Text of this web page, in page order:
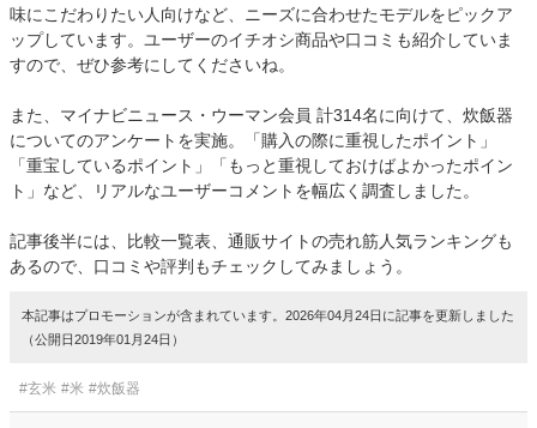
味にこだわりたい人向けなど、ニーズに合わせたモデルをピックア
ップしています。ユーザーのイチオシ商品や口コミも紹介していま
すので、ぜひ参考にしてくださいね。
また、マイナビニュース・ウーマン会員 計314名に向けて、炊飯器
についてのアンケートを実施。「購入の際に重視したポイント」
「重宝しているポイント」「もっと重視しておけばよかったポイン
ト」など、リアルなユーザーコメントを幅広く調査しました。
記事後半には、比較一覧表、通販サイトの売れ筋人気ランキングも
あるので、口コミや評判もチェックしてみましょう。
本記事はプロモーションが含まれています。2026年04月24日に記事を更新しました
（公開日2019年01月24日）
#玄米 #米 #炊飯器